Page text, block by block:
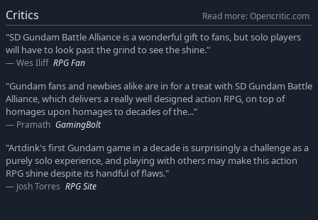
Mobile Suit Gundam 0080: War in the Pocket
Mobile Suit Gundam: The 08th MS Team
Mobile Suit Gundam Thunderbolt
Mobile Suit Gundam 0083: Stardust Memory
Mobile Suit Zeta Gundam
Mobile Suit Gundam ZZ
Mobile Suit Gundam: Char's Counterattack
Mobile Suit Gundam: Char's Counterattack Beltorchika's
Children
Mobile Suit Gundam Unicorn
Mobile Suit Gundam F91
Mobile Suit Crossbone Gundam
Mobile Suit V Gundam
Critics
Read more: Opencritic.com
"SD Gundam Battle Alliance is a wonderful gift to fans, but solo players
will have to look past the grind to see the shine."
Wes Iliff RPG Fan
"Gundam fans and newbies alike are in for a treat with SD Gundam Battle
Alliance, which delivers a really well designed action RPG, on top of
homages upon homages to decades of the..."
Pramath GamingBolt
"Artdink's first Gundam game in a decade is surprisingly a challenge as a
purely solo experience, and playing with others may make this action
RPG shine despite its handful of flaws."
Josh Torres RPG Site